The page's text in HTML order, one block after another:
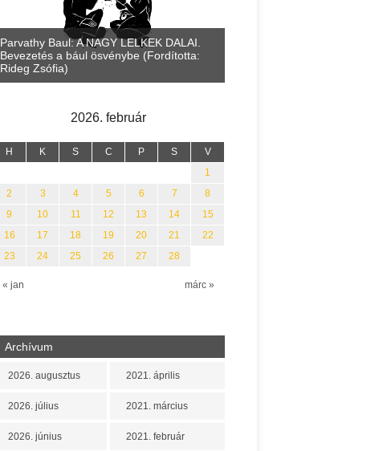
Parvathy Baul: A NAGY LELKEK DALAI.
Bevezetés a bául ösvénybe (Fordította:
Rideg Zsófia)
2026. február
H K S C P S V
« jan márc »
1
2
3 4 5 6 7
8
9
10 11 12 13 14
15
16
17 18 19 20 21
22
23
24 25 26 27 28
Archívum
2026. augusztus
2026. július
2026. június
2021. április
2021. március
2021. február